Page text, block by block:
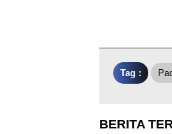
Tag :
BERITA